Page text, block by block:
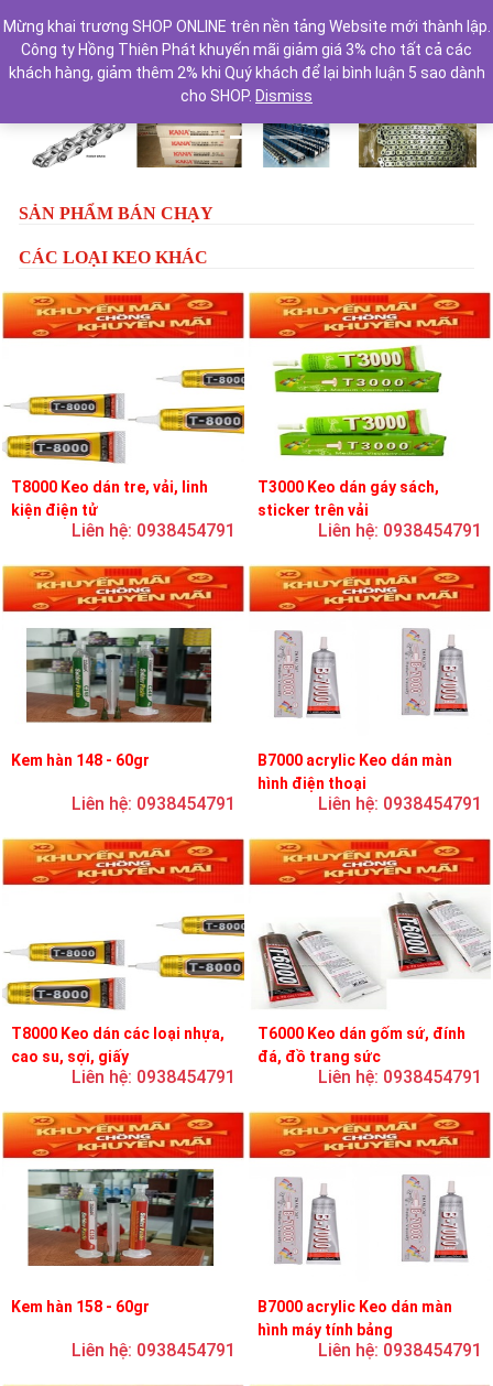
Previous Next
SẢN PHẨM BÁN CHẠY
CÁC LOẠI KEO KHÁC
T8000 Keo dán tre, vải, linh
kiện điện tử
Liên hệ: 0938454791
T3000 Keo dán gáy sách,
sticker trên vải
Liên hệ: 0938454791
Kem hàn 148 - 60gr
Liên hệ: 0938454791
B7000 acrylic Keo dán màn
hình điện thoại
Liên hệ: 0938454791
T8000 Keo dán các loại nhựa,
cao su, sợi, giấy
Liên hệ: 0938454791
T6000 Keo dán gốm sứ, đính
đá, đồ trang sức
Liên hệ: 0938454791
Kem hàn 158 - 60gr
Liên hệ: 0938454791
B7000 acrylic Keo dán màn
hình máy tính bảng
Liên hệ: 0938454791
Mừng khai trương SHOP ONLINE trên nền tảng Website mới thành lập.
Công ty Hồng Thiên Phát khuyến mãi giảm giá 3% cho tất cả các
khách hàng, giảm thêm 2% khi Quý khách để lại bình luận 5 sao dành
cho SHOP. Dismiss